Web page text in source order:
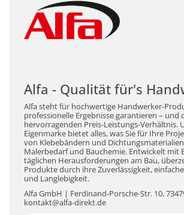
Alfa - Qualität für's
Alfa steht für hochwertige Handwerker-
professionelle Ergebnisse garantieren – und
hervorragenden Preis-Leistungs-Verhältnis.
Eigenmarke bietet alles, was Sie für Ihre
von Klebebändern und
Malerbedarf und Bauchemie. Entwickelt mit
täglichen Herausforderungen am Bau,
Produkte durch ihre Zuverlässigkeit,
und Langlebigkeit.
Alfa GmbH | Ferdinand-Porsche-Str. 10,
kontakt@alfa-direkt.de